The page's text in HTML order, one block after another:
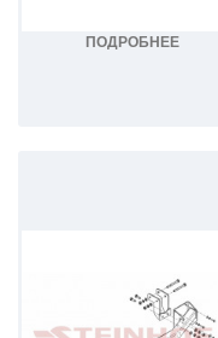
ПОДРОБНЕЕ